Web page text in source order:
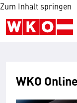
Zum Inhalt springen
WKO